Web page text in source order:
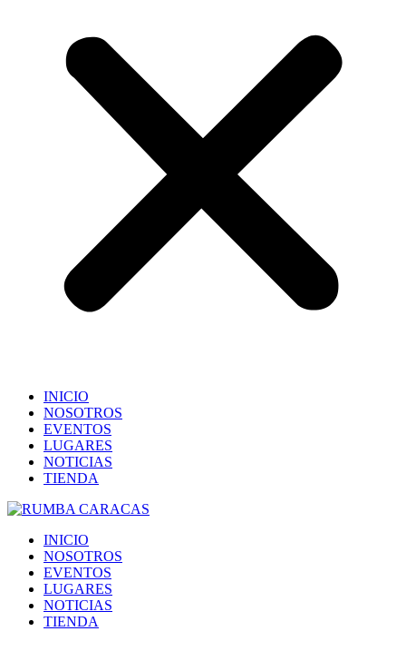
INICIO
NOSOTROS
EVENTOS
LUGARES
NOTICIAS
TIENDA
INICIO
NOSOTROS
EVENTOS
LUGARES
NOTICIAS
TIENDA